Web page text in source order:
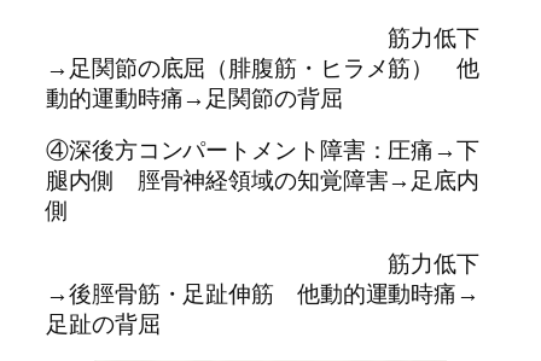
筋力低下
→足関節の底屈（腓腹筋・ヒラメ筋） 他
動的運動時痛→足関節の背屈
④深後方コンパートメント障害：圧痛→下
腿内側 脛骨神経領域の知覚障害→足底内
側
筋力低下
→後脛骨筋・足趾伸筋 他動的運動時痛→
足趾の背屈